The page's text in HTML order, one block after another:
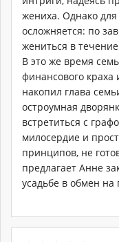
жениха. Однако для
осложняется: по
жениться в
В это же время
финансового краха
накопил глава
остроумная
встретиться с
милосердие и
принципов, не
предлагает Анне
усадьбе в обмен